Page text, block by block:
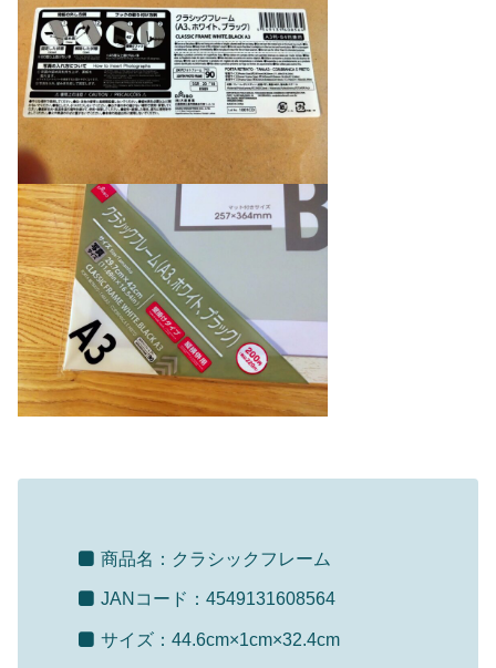
商品名：クラシックフレーム
JANコード：4549131608564
サイズ：44.6cm×1cm×32.4cm